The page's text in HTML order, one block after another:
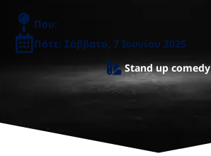
Που:
Πότε: Σάββατο, 7 Ιουνίου 2025
Stand up comedy